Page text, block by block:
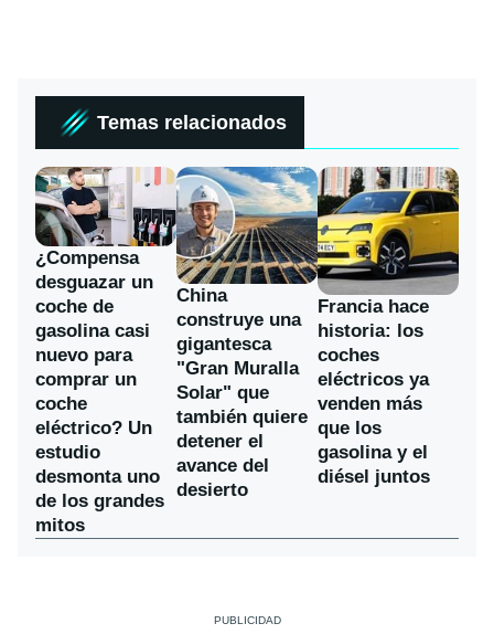
Temas relacionados
¿Compensa
desguazar un
coche de
gasolina casi
nuevo para
comprar un
coche
eléctrico? Un
estudio
desmonta uno
de los grandes
mitos
China
construye una
gigantesca
"Gran Muralla
Solar" que
también quiere
detener el
avance del
desierto
Francia hace
historia: los
coches
eléctricos ya
venden más
que los
gasolina y el
diésel juntos